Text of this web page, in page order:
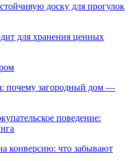
доску для прогулок
для хранения ценных
почему загородный дом —
поведение:
конверсию: что забывают